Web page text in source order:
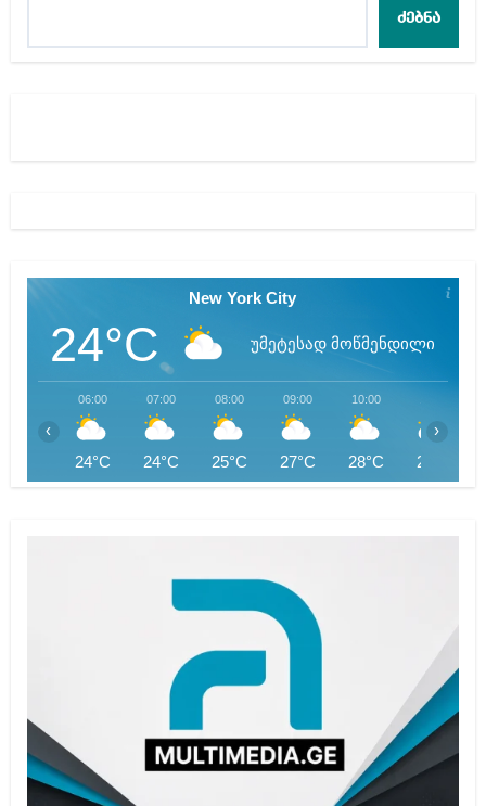
ძებნა
New York City
24°C უმეტესად მოწმენდილი
06:00
24°C
07:00
24°C
08:00
25°C
09:00
27°C
10:00
28°C 29°C
‹ ›